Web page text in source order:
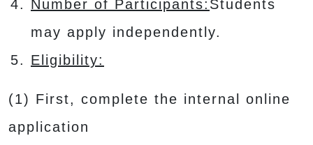
Number of Participants: Students
may apply independently.
Eligibility:
(1) First, complete the internal online
application